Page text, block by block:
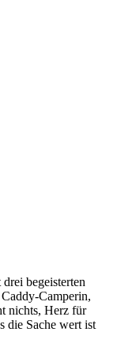
begeisterten
Camperin,
nichts, Herz für
die Sache wert ist